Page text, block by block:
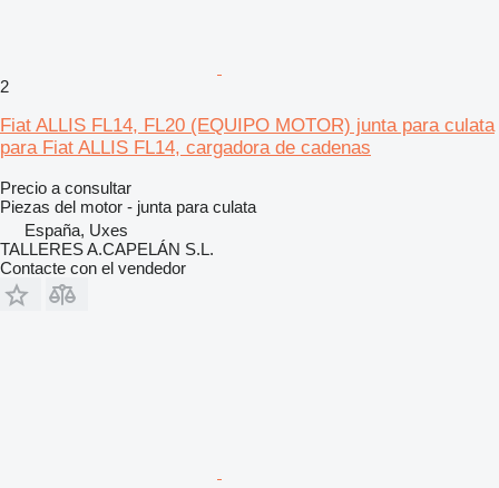
2
Fiat ALLIS FL14, FL20 (EQUIPO MOTOR) junta para culata
para Fiat ALLIS FL14, cargadora de cadenas
Precio a consultar
Piezas del motor - junta para culata
España, Uxes
TALLERES A.CAPELÁN S.L.
Contacte con el vendedor